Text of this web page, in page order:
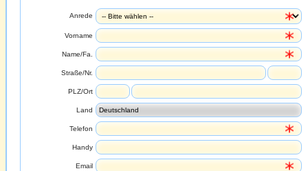
Anrede
Vorname
Name/Fa.
Straße/Nr.
PLZ/Ort
Land
Telefon
Handy
Email